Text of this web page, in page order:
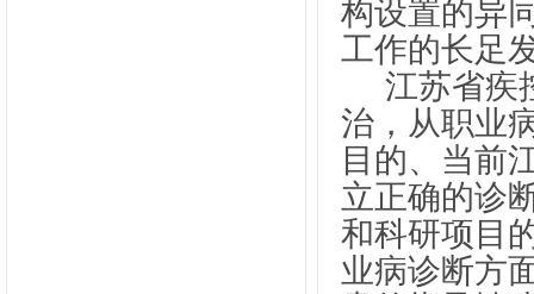
构设置的异
工作的长足
江苏省疾
治，从职业
目的、当前
立正确的诊
和科研项目
业病诊断方